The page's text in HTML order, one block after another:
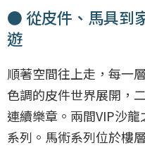
● 從皮件、馬具到
遊
順著空間往上走，每一
色調的皮件世界展開，
連續樂章。兩間VIP沙
系列。馬術系列位於樓